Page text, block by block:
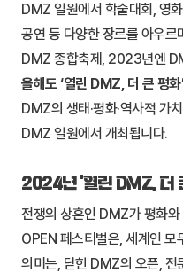
DMZ 일원에서 학술대회, 영
공연 등 다양한 장르를 아우
DMZ 종합축제, 2023년엔
올해도 ‘열린 DMZ, 더 큰 평화’
DMZ의 생태·평화·역사적 가
DMZ 일원에서 개최됩니다.
2024년 ‘열린 DMZ, 더
전쟁의 상흔인 DMZ가 평화
OPEN 페스티벌은, 세계인 모
의미는, 닫힌 DMZ의 오픈, 전